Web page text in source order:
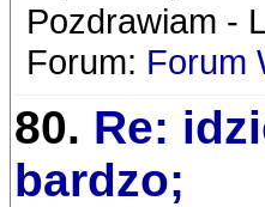
Pozdrawiam -
Forum: Forum
80. Re:
bardzo;